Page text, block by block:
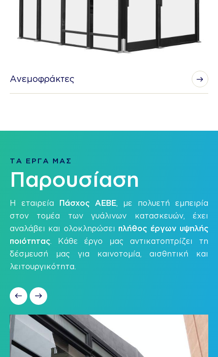
Ανεμοφράκτες
ΤΑ ΕΡΓΑ ΜΑΣ
Παρουσίαση
Η εταιρεία Πάσχος ΑΕΒΕ, με πολυετή εμπειρία
στον τομέα των γυάλινων κατασκευών, έχει
αναλάβει και ολοκληρώσει πλήθος έργων υψηλής
ποιότητας. Κάθε έργο μας αντικατοπτρίζει τη
δέσμευσή μας για καινοτομία, αισθητική και
λειτουργικότητα.